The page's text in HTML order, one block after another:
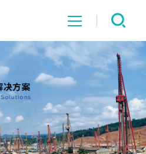
站首页
统中心
决方案